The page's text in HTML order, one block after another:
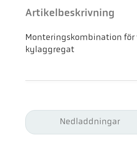
Artikelbeskrivning
Monteringskombination
kylaggregat
Nedladdningar